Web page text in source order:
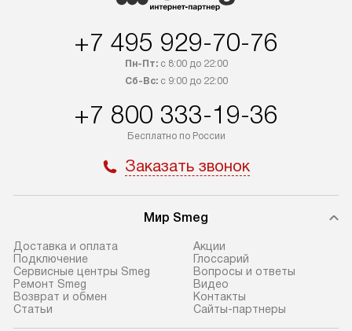
+7 495 929-70-76
Пн-Пт:с 8:00 до 22:00
Сб-Вс:с 9:00 до 22:00
+7 800 333-19-36
Бесплатно по России
Заказать звонок
Мир Smeg
Доставка и оплата
Подключение
Сервисные центры Smeg
Ремонт Smeg
Возврат и обмен
Статьи
Акции
Глоссарий
Вопросы и ответы
Видео
Контакты
Сайты-партнеры